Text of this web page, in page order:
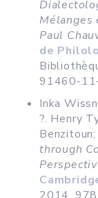
Mélanges
Paul
de
91460-
Inka
?. Henry
through